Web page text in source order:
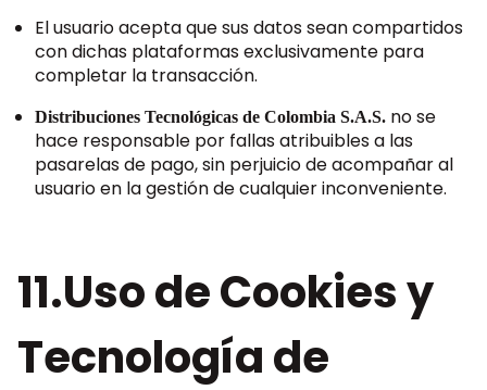
El usuario acepta que sus datos sean compartidos
con dichas plataformas exclusivamente para
completar la transacción.
Distribuciones Tecnológicas de Colombia S.A.S. no se
hace responsable por fallas atribuibles a las
pasarelas de pago, sin perjuicio de acompañar al
usuario en la gestión de cualquier inconveniente.
11.Uso de Cookies y
Tecnología de